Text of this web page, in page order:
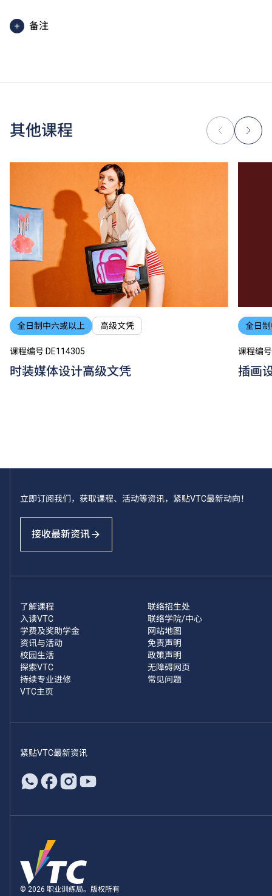
备注
除学费外，学生须缴交其他费用如保证金及学生会年
为增强对学生的学习支援，学院或会要求部分学生修读
衔接单元／增润课程；或需参加额外培训／实习／公开
学费水平会每年检讨。课程第二年学费水平会因应通胀
及有关因素作调整。
以上资料只适用于本地学生
其他课程
全日制中六或以上 高级文凭
课程编号 DE114305
时装媒体设计高级文凭
全日
课程编
插画
立即订阅我们，获取课程、活动等资讯，紧贴VTC最新动向！
接收最新资讯
了解课程
入读VTC
学费及奖助学金
资讯与活动
校园生活
探索VTC
持续专业进修
VTC主页
联络招生处
联络学院/中心
网站地图
免责声明
政策声明
无障碍网页
常见问题
紧贴VTC最新资讯
© 2026 职业训练局。版权所有